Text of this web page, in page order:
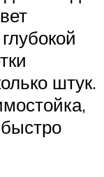
штук.